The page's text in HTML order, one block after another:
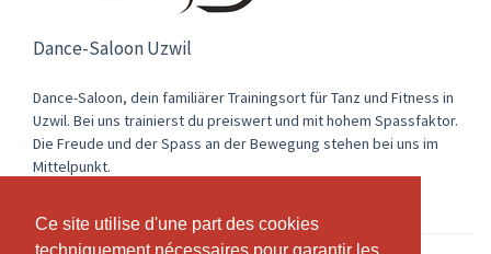
Ce site utilise d'une part des cookies
Ce site utilise d'une part des cookies
Dance-Saloon Uzwil
Dance-Saloon, dein familiärer Trainingsort für Tanz und Fitness in
Uzwil. Bei uns trainierst du preiswert und mit hohem Spassfaktor.
Die Freude und der Spass an der Bewegung stehen bei uns im
Mittelpunkt.